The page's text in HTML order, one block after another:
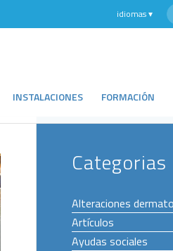
INSTALACIONES FORMACIÓN
Categorias
Alteraciones
Artículos
Ayudas sociales